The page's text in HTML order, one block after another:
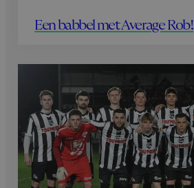
Een babbel met Average Rob!